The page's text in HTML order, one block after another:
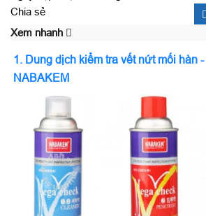
Chia sẻ
Xem nhanh
1. Dung dịch kiểm tra vết nứt mối hàn
NABAKEM